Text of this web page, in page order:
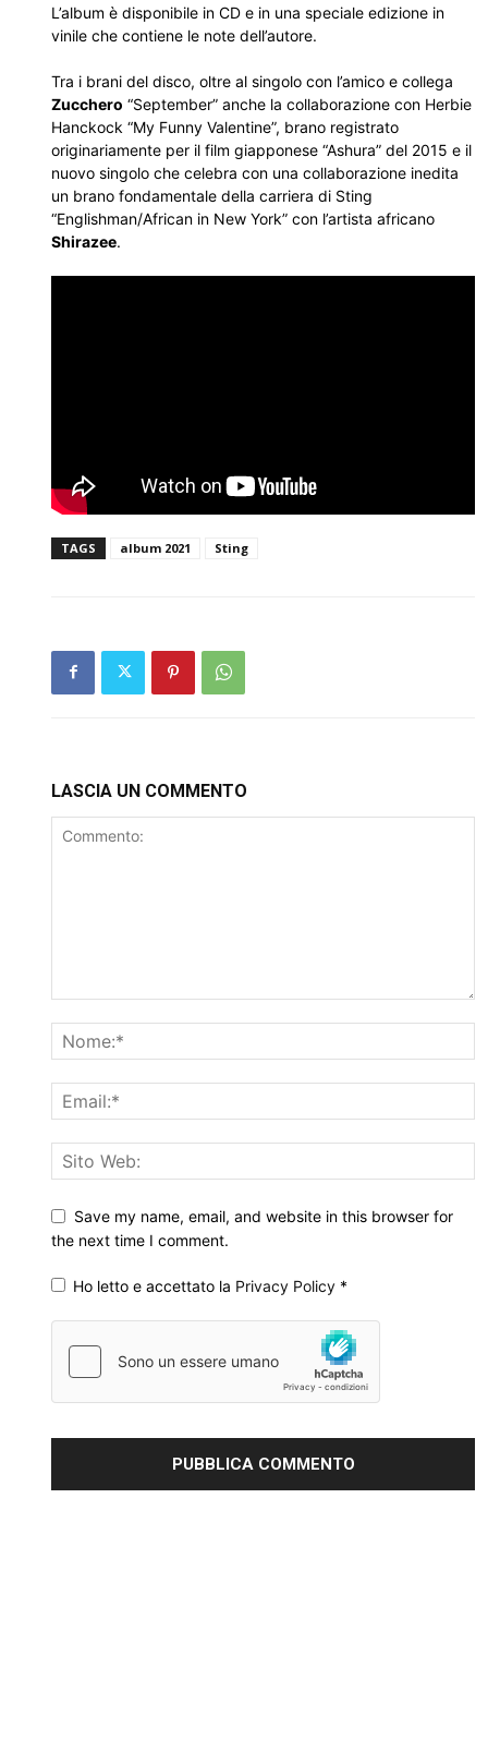
L’album è disponibile in CD e in una speciale edizione in
vinile che contiene le note dell’autore.
Tra i brani del disco, oltre al singolo con l’amico e collega
Zucchero “September” anche la collaborazione con Herbie
Hanckock “My Funny Valentine”, brano registrato
originariamente per il film giapponese “Ashura” del 2015 e il
nuovo singolo che celebra con una collaborazione inedita
un brano fondamentale della carriera di Sting
“Englishman/African in New York” con l’artista africano
Shirazee.
TAGS album 2021 Sting
LASCIA UN COMMENTO
Save my name, email, and website in this browser for
the next time I comment.
Ho letto e accettato la Privacy Policy *